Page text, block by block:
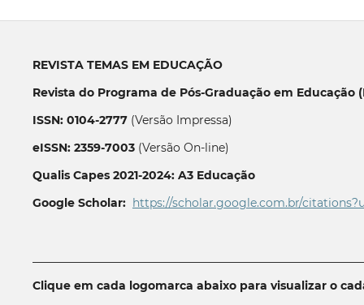
REVISTA TEMAS EM EDUCAÇÃO
Revista do Programa de Pós-Graduação em Educação
ISSN: 0104-2777(Versão Impressa)
eISSN: 2359-7003(Versão On-line)
Qualis Capes 2021-2024: A3 Educação
Google Scholar: https://scholar.google.com.br/
Clique em cada logomarca abaixo para visualizar o